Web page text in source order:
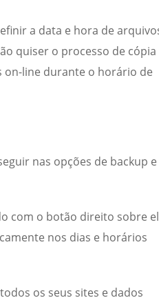
a data e hora de
quiser o processo de cópia
on-line durante o horário de
nas opções de backup e
com o botão direito sobre
nos dias e horários
os seus sites e dados